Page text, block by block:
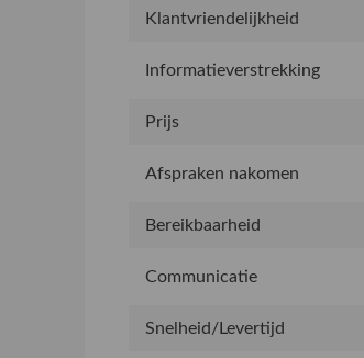
Klantvriendelijkheid
Informatieverstrekking
Prijs
Afspraken nakomen
Bereikbaarheid
Communicatie
Snelheid/Levertijd